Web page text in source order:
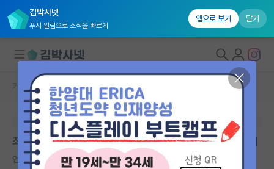
김박사넷
푸시 알림으로 소식을 빠르게
앱으로 보기 닫기
대학원생 모집
국내대학원 정보
연구실&오픈랩
커뮤니티 홈 자유 게시판(아무개랩)
본문이 수정되지 않는 박제글입니다.
최근 2023 전문연구요원 인원배정 결과와 3개년도 추이
언짢은 갈릴레오 갈릴레이